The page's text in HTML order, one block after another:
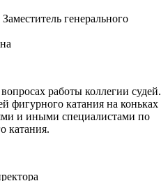
Заместитель генерального
работы коллегии судей.
фигурного катания на коньках
и иными специалистами по
катания.